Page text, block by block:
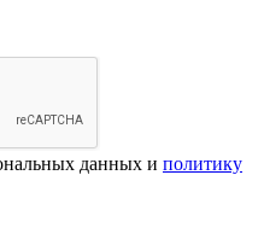
данных и политику